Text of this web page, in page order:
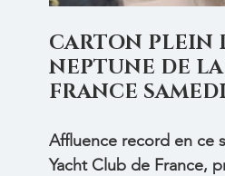
CARTON PLEIN
NEPTUNE DE
FRANCE
Affluence record en ce
Yacht Club de France,